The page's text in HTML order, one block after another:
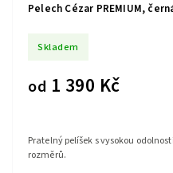
Pelech Cézar PREMIUM,
Skladem
od 1 390 Kč
Pratelný pelíšek s vysokou
rozměrů.